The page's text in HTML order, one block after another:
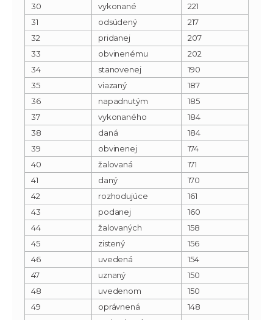
30
vykonané
221
31
odsúdený
217
32
pridanej
207
33
obvinenému
202
34
stanovenej
190
35
viazaný
187
36
napadnutým
185
37
vykonaného
184
38
daná
184
39
obvinenej
174
40
žalovaná
171
41
daný
170
42
rozhodujúce
161
43
podanej
160
44
žalovaných
158
45
zistený
156
46
uvedená
154
47
uznaný
150
48
uvedenom
150
49
oprávnená
148